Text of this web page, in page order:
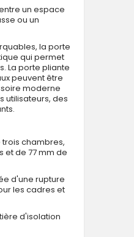
en verre et aluminium à 4
un espace
ou un
la porte
qui permet
La porte pliante
peuvent être
moderne
utilisateurs, des
chambres,
et de 77 mm de
d'une rupture
les cadres et
d'isolation